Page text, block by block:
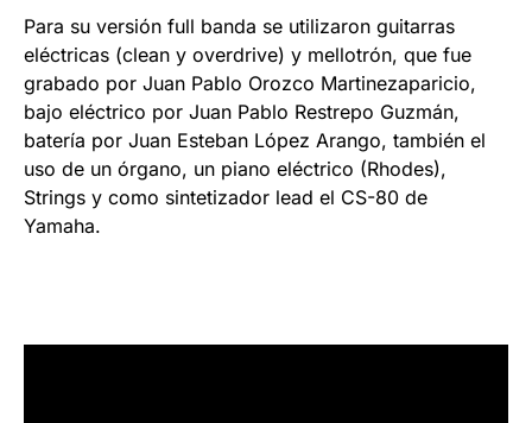
Para su versión full banda se utilizaron guitarras
eléctricas (clean y overdrive) y mellotrón, que fue
grabado por Juan Pablo Orozco Martinezaparicio,
bajo eléctrico por Juan Pablo Restrepo Guzmán,
batería por Juan Esteban López Arango, también el
uso de un órgano, un piano eléctrico (Rhodes),
Strings y como sintetizador lead el CS-80 de
Yamaha.